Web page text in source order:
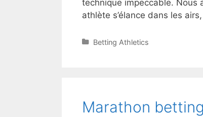
technique impeccable. Nous
athlète s’élance dans les
Categories
Betting Athletics
Marathon